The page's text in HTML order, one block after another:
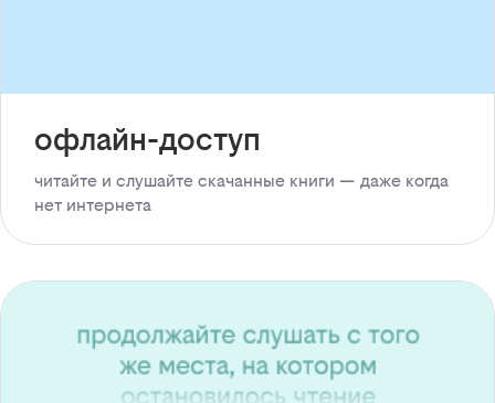
офлайн-доступ
читайте и слушайте скачанные книги — даже когда
нет интернета